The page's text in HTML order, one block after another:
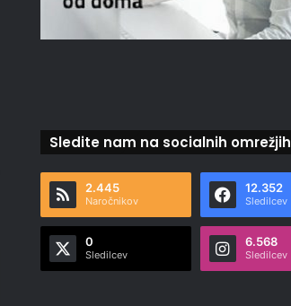
Sledite nam na socialnih omrežjih
2.445
Naročnikov
12.352
Sledilcev
0
Sledilcev
6.568
Sledilcev